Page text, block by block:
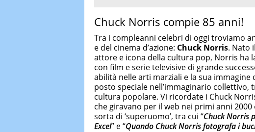
Chuck Norris compie 85 anni!
Tra i compleanni celebri di oggi troviamo
e del cinema d’azione: Chuck Norris. Nato
attore e icona della cultura pop, Norris ha
con film e serie televisive di grande
abilità nelle arti marziali e la sua
posto speciale nell’immaginario
cultura popolare. Vi ricordate i Chuck
che giravano per il web nei primi anni
sorta di ‘superuomo’, tra cui “Chuck Norris
Excel” e “Quando Chuck Norris fotografa i